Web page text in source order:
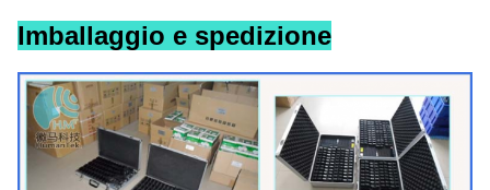
Imballaggio e spedizione